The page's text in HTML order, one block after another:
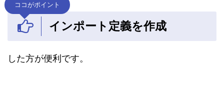
ココがポイント
インポート定義を作成
した方が便利です。